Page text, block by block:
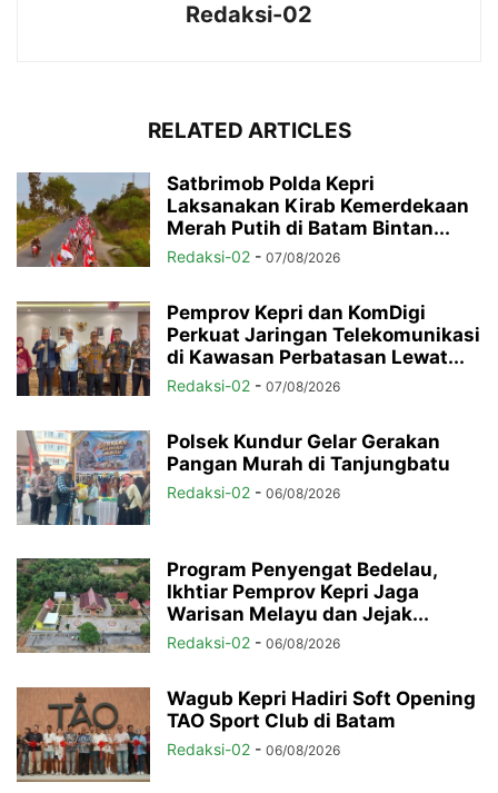
Redaksi-02
RELATED ARTICLES
Satbrimob Polda Kepri
Laksanakan Kirab Kemerdekaan
Merah Putih di Batam Bintan...
Redaksi-02 - 07/08/2026
Pemprov Kepri dan KomDigi
Perkuat Jaringan Telekomunikasi
di Kawasan Perbatasan Lewat...
Redaksi-02 - 07/08/2026
Polsek Kundur Gelar Gerakan
Pangan Murah di Tanjungbatu
Redaksi-02 - 06/08/2026
Program Penyengat Bedelau,
Ikhtiar Pemprov Kepri Jaga
Warisan Melayu dan Jejak...
Redaksi-02 - 06/08/2026
Wagub Kepri Hadiri Soft Opening
TAO Sport Club di Batam
Redaksi-02 - 06/08/2026